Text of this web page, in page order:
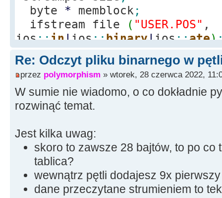
byte * memblock ;
ifstream file
( "USER.POS" ,
ios::in|ios::binary|ios::ate)
if (file.is_open())
{
size=file.tellg();
memblock= new char [
file.
file.
for
Memo1->Lines->Add(
Re: Odczyt pliku binarnego w
przez polymorphism » wtorek, 28 czerwca 2022,
W sumie nie wiadomo, o co dokładnie
rozwinąć temat.
Jest kilka uwag:
skoro to zawsze 28 bajtów, to po co
tablica?
wewnątrz pętli dodajesz 9x
dane przeczytane strumieniem to